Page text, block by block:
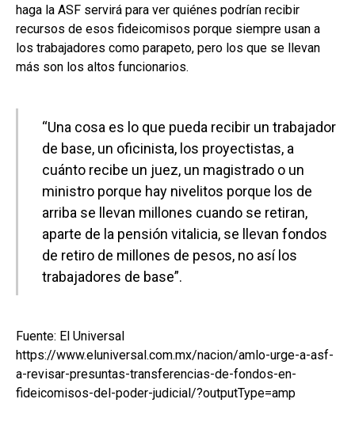
haga la ASF servirá para ver quiénes podrían recibir
recursos de esos fideicomisos porque siempre usan a
los trabajadores como parapeto, pero los que se llevan
más son los altos funcionarios.
“Una cosa es lo que pueda recibir un trabajador
de base, un oficinista, los proyectistas, a
cuánto recibe un juez, un magistrado o un
ministro porque hay nivelitos porque los de
arriba se llevan millones cuando se retiran,
aparte de la pensión vitalicia, se llevan fondos
de retiro de millones de pesos, no así los
trabajadores de base”.
Fuente: El Universal
https://www.eluniversal.com.mx/nacion/amlo-urge-a-asf-
a-revisar-presuntas-transferencias-de-fondos-en-
fideicomisos-del-poder-judicial/?outputType=amp